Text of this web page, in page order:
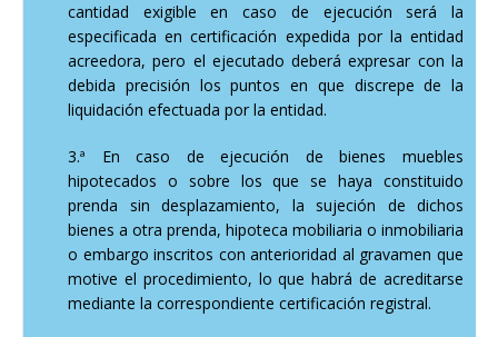
cantidad exigible en caso de ejecución será la
especificada en certificación expedida por la entidad
acreedora, pero el ejecutado deberá expresar con la
debida precisión los puntos en que discrepe de la
liquidación efectuada por la entidad.
3.ª En caso de ejecución de bienes muebles
hipotecados o sobre los que se haya constituido
prenda sin desplazamiento, la sujeción de dichos
bienes a otra prenda, hipoteca mobiliaria o inmobiliaria
o embargo inscritos con anterioridad al gravamen que
motive el procedimiento, lo que habrá de acreditarse
mediante la correspondiente certificación registral.